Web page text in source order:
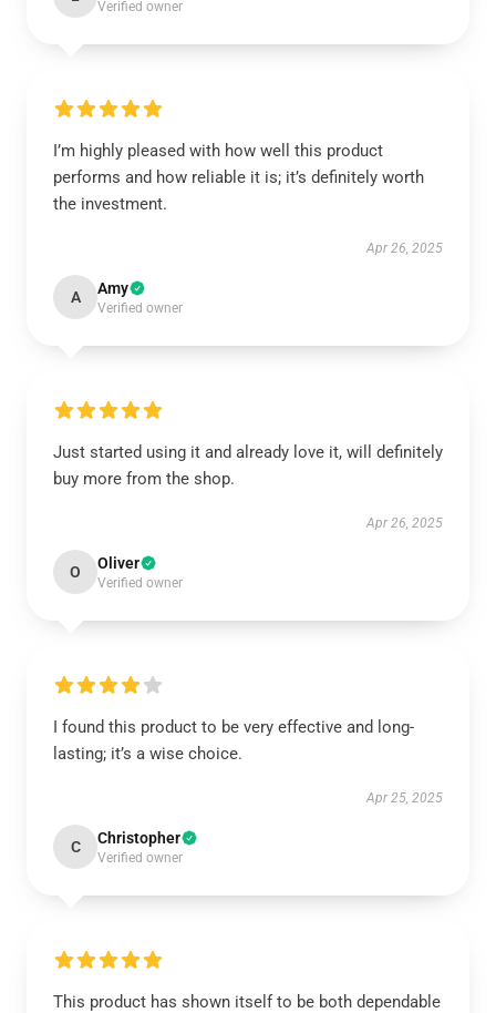
Verified owner
I’m highly pleased with how well this product
performs and how reliable it is; it’s definitely worth
the investment.
Apr 26, 2025
A Amy
Verified owner
Just started using it and already love it, will definitely
buy more from the shop.
Apr 26, 2025
O Oliver
Verified owner
I found this product to be very effective and long-
lasting; it’s a wise choice.
Apr 25, 2025
C Christopher
Verified owner
This product has shown itself to be both dependable